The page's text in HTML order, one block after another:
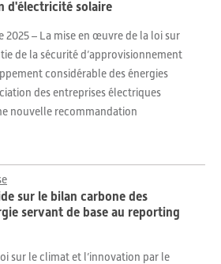
d'électricité solaire
2025 – La mise en œuvre de la loi sur
de la sécurité d’approvisionnement
considérable des énergies
des entreprises électriques
nouvelle recommandation
sur le bilan carbone des
servant de base au reporting
sur le climat et l’innovation par le